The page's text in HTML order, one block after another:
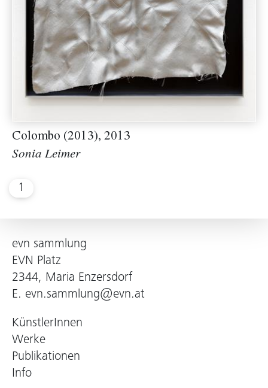
Colombo (2013), 2013
Sonia Leimer
1
evn sammlung
EVN Platz
2344, Maria Enzersdorf
E. evn.sammlung@evn.at
KünstlerInnen
Werke
Publikationen
Info